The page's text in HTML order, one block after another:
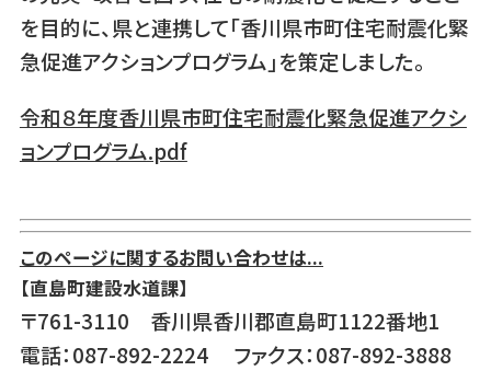
を目的に、県と連携して「香川県市町住宅耐震化緊
急促進アクションプログラム」を策定しました。
令和８年度香川県市町住宅耐震化緊急促進アクシ
ョンプログラム.pdf
このページに関するお問い合わせは...
【直島町建設水道課】
〒761-3110 香川県香川郡直島町1122番地1
電話：087-892-2224 ファクス：087-892-3888